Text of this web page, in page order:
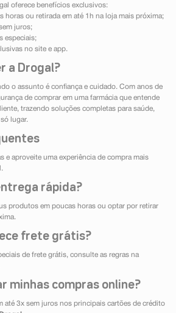
oferece benefícios exclusivos:
horas ou retirada em até 1h na loja mais próxima;
juros;
especiais;
no site e app.
a Drogal?
o assunto é confiança e cuidado. Com anos de
de comprar em uma farmácia que entende
trazendo soluções completas para saúde,
lugar.
e aproveite uma experiência de compra mais
rápida?
produtos em poucas horas ou optar por retirar
frete grátis?
de frete grátis, consulte as regras na
minhas compras online?
até 3x sem juros nos principais cartões de crédito